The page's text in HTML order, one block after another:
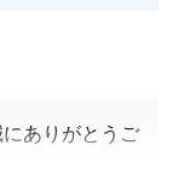
ありがとうご